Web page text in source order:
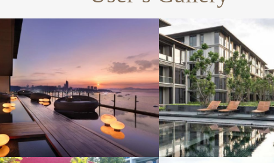
EXCLUSIVE GARDEN
LA LUNA OVERSEAS PROJECT
GARDEN
LILLE OVERSEAS